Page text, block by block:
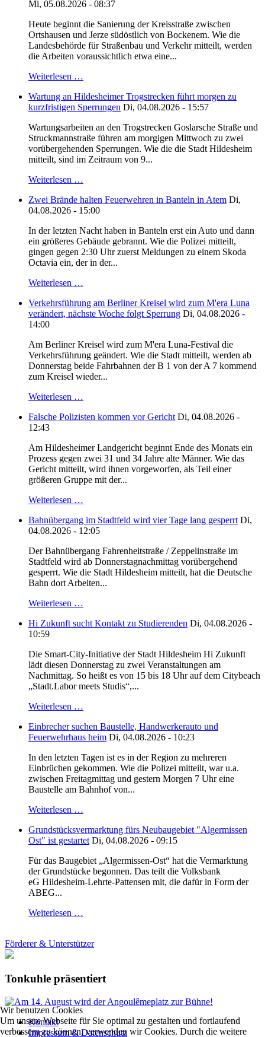
Mi, 05.08.2026 - 08:37
Heute beginnt die Sanierung der Kreisstraße zwischen
Ortshausen und Jerze südöstlich von Bockenem. Wie die
Landesbehörde für Straßenbau und Verkehr mitteilt, werden
die Arbeiten voraussichtlich etwa eine...
Weiterlesen …
Wartung an Hildesheimer Trogstrecken führt morgen zu
kurzfristigen Sperrungen Di, 04.08.2026 - 15:57
Wartungsarbeiten an den Trogstrecken Goslarsche Straße und
Struckmannstraße führen am morgigen Mittwoch zu zwei
vorübergehenden Sperrungen. Wie die die Stadt Hildesheim
mitteilt, sind im Zeitraum von 9...
Weiterlesen …
Zwei Brände halten Feuerwehren in Banteln in Atem Di,
04.08.2026 - 15:00
In der letzten Nacht haben in Banteln erst ein Auto und dann
ein größeres Gebäude gebrannt. Wie die Polizei mitteilt,
gingen gegen 2:30 Uhr zuerst Meldungen zu einem Skoda
Octavia ein, der in der...
Weiterlesen …
Verkehrsführung am Berliner Kreisel wird zum M'era Luna
verändert, nächste Woche folgt Sperrung Di, 04.08.2026 -
14:00
Am Berliner Kreisel wird zum M'era Luna-Festival die
Verkehrsführung geändert. Wie die Stadt mitteilt, werden ab
Donnerstag beide Fahrbahnen der B 1 von der A 7 kommend
zum Kreisel wieder...
Weiterlesen …
Falsche Polizisten kommen vor Gericht Di, 04.08.2026 -
12:43
Am Hildesheimer Landgericht beginnt Ende des Monats ein
Prozess gegen zwei 31 und 34 Jahre alte Männer. Wie das
Gericht mitteilt, wird ihnen vorgeworfen, als Teil einer
größeren Gruppe mit der...
Weiterlesen …
Bahnübergang im Stadtfeld wird vier Tage lang gesperrt Di,
04.08.2026 - 12:05
Der Bahnübergang Fahrenheitstraße / Zeppelinstraße im
Stadtfeld wird ab Donnerstagnachmittag vorübergehend
gesperrt. Wie die Stadt Hildesheim mitteilt, hat die Deutsche
Bahn dort Arbeiten...
Weiterlesen …
Hi Zukunft sucht Kontakt zu Studierenden Di, 04.08.2026 -
10:59
Die Smart-City-Initiative der Stadt Hildesheim Hi Zukunft
lädt diesen Donnerstag zu zwei Veranstaltungen am
Nachmittag. So heißt es von 15 bis 18 Uhr auf dem Citybeach
„Stadt.Labor meets Studis“,...
Weiterlesen …
Einbrecher suchen Baustelle, Handwerkerauto und
Feuerwehrhaus heim Di, 04.08.2026 - 10:23
In den letzten Tagen ist es in der Region zu mehreren
Einbrüchen gekommen. Wie die Polizei mitteilt, war u.a.
zwischen Freitagmittag und gestern Morgen 7 Uhr eine
Baustelle am Bahnhof von...
Weiterlesen …
Grundstücksvermarktung fürs Neubaugebiet "Algermissen
Ost" ist gestartet Di, 04.08.2026 - 09:15
Für das Baugebiet „Algermissen-Ost“ hat die Vermarktung
der Grundstücke begonnen. Das teilt die Volksbank
eG Hildesheim-Lehrte-Pattensen mit, die dafür in Form der
ABEG...
Weiterlesen …
Förderer & Unterstützer
Tonkuhle präsentiert
Kontakt
Impressum & Datenschutz
Wir benutzen Cookies
Um unsere Webseite für Sie optimal zu gestalten und fortlaufend
verbessern zu können, verwenden wir Cookies. Durch die weitere